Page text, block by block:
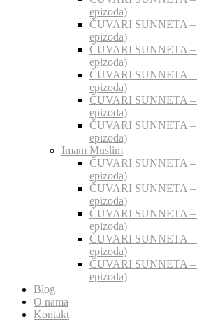
epizoda)
ČUVARI SUNNETA –
epizoda)
ČUVARI SUNNETA –
epizoda)
ČUVARI SUNNETA –
epizoda)
ČUVARI SUNNETA –
epizoda)
ČUVARI SUNNETA –
epizoda)
Imam Muslim
ČUVARI SUNNETA –
epizoda)
ČUVARI SUNNETA –
epizoda)
ČUVARI SUNNETA –
epizoda)
ČUVARI SUNNETA –
epizoda)
ČUVARI SUNNETA –
epizoda)
Blog
O nama
Kontakt